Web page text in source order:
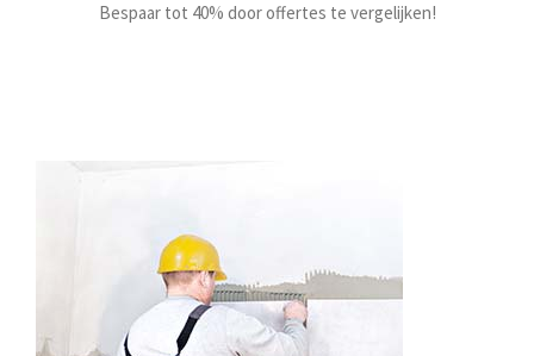
Bespaar tot 40% door offertes te vergelijken!